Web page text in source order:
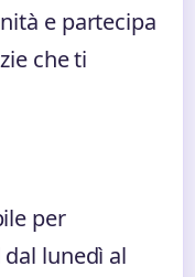
e partecipa
che ti
per
lunedì al